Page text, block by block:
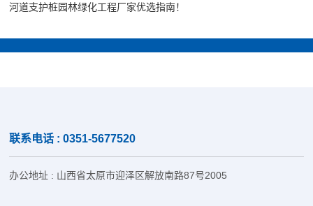
河道支护桩园林绿化工程厂家优选指南！
联系电话 : 0351-5677520
办公地址 : 山西省太原市迎泽区解放南路87号2005